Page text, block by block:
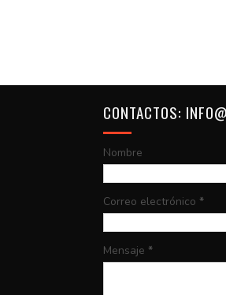
CONTACTOS:
Nombre
Correo electrónico *
Mensaje *